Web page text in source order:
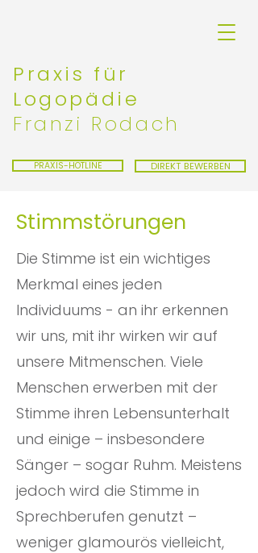
Praxis für
Logopädie
Franzi Rodach
DIREKT BEWERBEN
PRAXIS-HOTLINE
Stimmstörungen
Die Stimme ist ein wichtiges
Merkmal eines jeden
Individuums - an ihr erkennen
wir uns, mit ihr wirken wir auf
unsere Mitmenschen. Viele
Menschen erwerben mit der
Stimme ihren Lebensunterhalt
und einige – insbesondere
Sänger – sogar Ruhm. Meistens
jedoch wird die Stimme in
Sprechberufen genutzt –
weniger glamourös vielleicht,